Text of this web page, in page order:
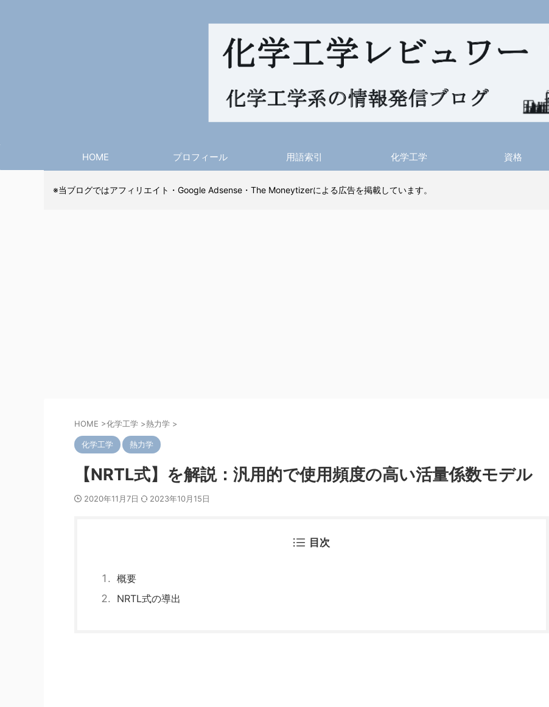
HOME プロフィール 用語索引 化学工学 資格
※当ブログではアフィリエイト・Google Adsense・The Moneytizerによる広告を掲載しています。
HOME >化学工学 >熱力学 >
化学工学 熱力学
【NRTL式】を解説：汎用的で使用頻度の高い活量係数モデル
2020年11月7日 2023年10月15日
目次
概要
NRTL式の導出